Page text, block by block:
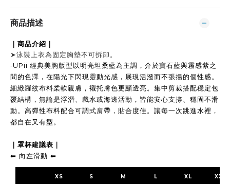
商品描述
｜商品介紹｜
➤泳裝上衣為固定胸墊不可拆卸。
-UPii 經典美胸版型以明亮坦桑藍為主調，介於寶石藍與霧感紫之
間的色澤，在陽光下閃現靈動光感，展現活潑而不張揚的個性感。
細緻羅紋布料柔軟親膚，襯托膚色更顯透亮。集中剪裁搭配穩定包
覆結構，無論是浮潛、戲水或海邊活動，皆能安心支撐、穩固不滑
動。高彈性布料配合可調式肩帶，貼合度佳。讓每一次跳進水裡，
都自在又有型。
｜罩杯建議表｜
⬅︎ 向左滑動 ⬅︎
XS S M L XL XXL